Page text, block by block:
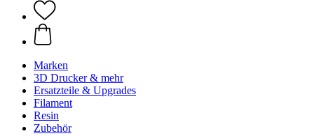
Marken
3D Drucker & mehr
Ersatzteile & Upgrades
Filament
Resin
Zubehör